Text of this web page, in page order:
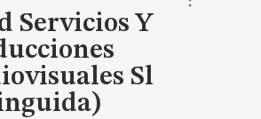
Servicios Y
Sl